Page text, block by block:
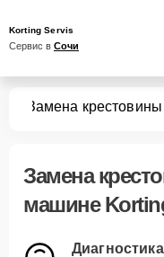
Korting Servis
Сервис в Сочи
Замена крестовины
Замена
машине